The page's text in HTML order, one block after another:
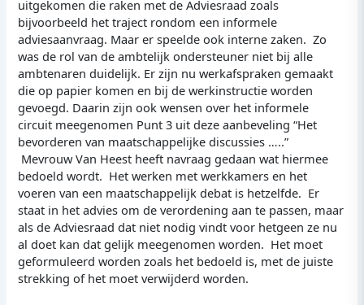
uitgekomen die raken met de Adviesraad zoals
bijvoorbeeld het traject rondom een informele
adviesaanvraag. Maar er speelde ook interne zaken. Zo
was de rol van de ambtelijk ondersteuner niet bij alle
ambtenaren duidelijk. Er zijn nu werkafspraken gemaakt
die op papier komen en bij de werkinstructie worden
gevoegd. Daarin zijn ook wensen over het informele
circuit meegenomen Punt 3 uit deze aanbeveling “Het
bevorderen van maatschappelijke discussies …..”
Mevrouw Van Heest heeft navraag gedaan wat hiermee
bedoeld wordt. Het werken met werkkamers en het
voeren van een maatschappelijk debat is hetzelfde. Er
staat in het advies om de verordening aan te passen, maar
als de Adviesraad dat niet nodig vindt voor hetgeen ze nu
al doet kan dat gelijk meegenomen worden. Het moet
geformuleerd worden zoals het bedoeld is, met de juiste
strekking of het moet verwijderd worden.